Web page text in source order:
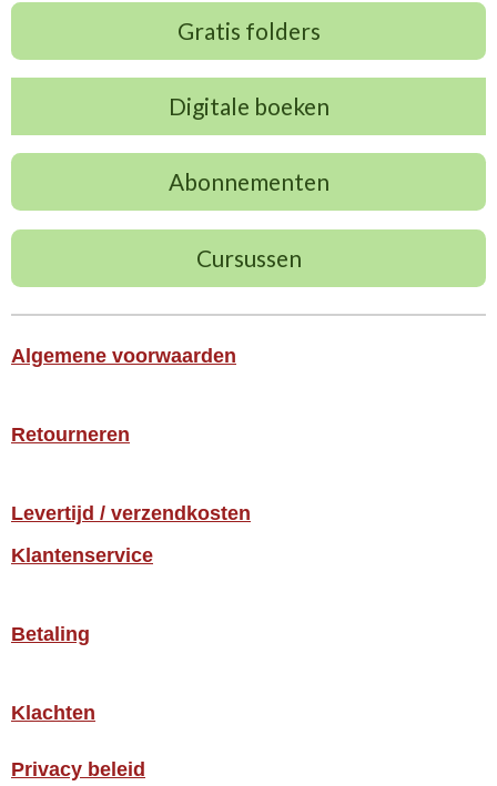
Gratis folders
Digitale boeken
Abonnementen
Cursussen
Algemene voorwaarden
Retourneren
Levertijd / verzendkosten
Klantenservice
Betaling
Klachten
Privacy beleid